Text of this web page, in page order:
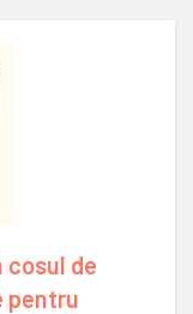
cosul de
pentru